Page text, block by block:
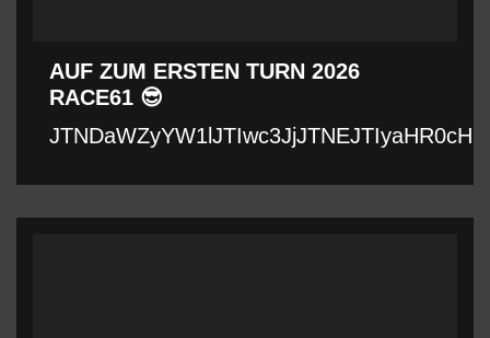
AUF ZUM ERSTEN TURN 2026
RACE61 😎